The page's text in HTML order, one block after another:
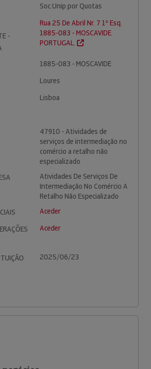
Soc.Unip.por Quotas
-
Rua 25 De Abril Nr. 7 1º Esq.
1885-083 - MOSCAVIDE.
PORTUGAL.
1885-083 - MOSCAVIDE
Loures
Lisboa
47910 - Atividades de
serviços de intermediação no
comércio a retalho não
especializado
Atividades De Serviços De
Intermediação No Comércio A
Retalho Não Especializado
Aceder
Aceder
2025/06/23